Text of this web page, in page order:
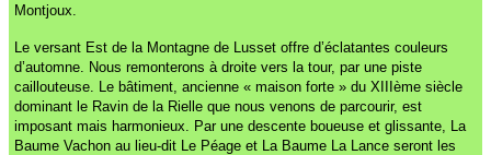
Montjoux.
Le versant Est de la Montagne de Lusset offre d’éclatantes couleurs
d’automne. Nous remonterons à droite vers la tour, par une piste
caillouteuse. Le bâtiment, ancienne « maison forte » du XIIIème siècle
dominant le Ravin de la Rielle que nous venons de parcourir, est
imposant mais harmonieux. Par une descente boueuse et glissante, La
Baume Vachon au lieu-dit Le Péage et La Baume La Lance seront les